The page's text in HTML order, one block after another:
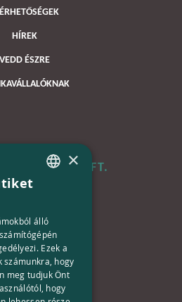
HÍREK
VEDD ÉSZRE
KFT.
Budapest,
út 116-118.
TOWER 1,
15. emelet
Telefon:
×
álló
Ezek a
számunkra, hogy
meg tudjuk Önt
hogy